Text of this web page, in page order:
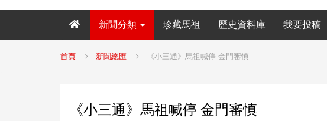
新聞分類 珍藏馬祖 歷史資料庫 我要投稿
首頁 新聞總匯 《小三通》馬祖喊停 金門審慎
《小三通》馬祖喊停 金門審慎